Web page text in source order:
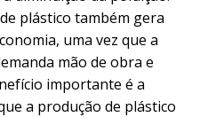
plástico também gera
uma vez que a
mão de obra e
importante é a
a produção de plástico